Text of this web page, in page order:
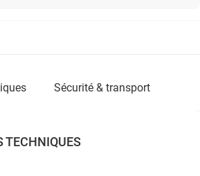
sécurité & transport
TECHNIQUES